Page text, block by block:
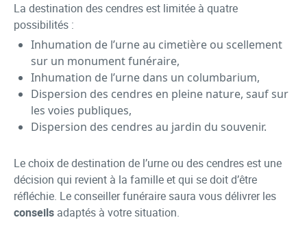
La destination des cendres est limitée à quatre
possibilités :
Inhumation de l’urne au cimetière ou scellement
sur un monument funéraire,
Inhumation de l’urne dans un columbarium,
Dispersion des cendres en pleine nature, sauf sur
les voies publiques,
Dispersion des cendres au jardin du souvenir.
Le choix de destination de l’urne ou des cendres est une
décision qui revient à la famille et qui se doit d’être
réfléchie. Le conseiller funéraire saura vous délivrer les
conseils adaptés à votre situation.